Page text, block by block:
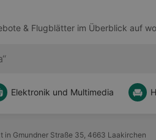
& Flugblätter im Überblick auf
Elektronik und Multimedia
in Gmundner Straße 35, 4663 Laakirchen